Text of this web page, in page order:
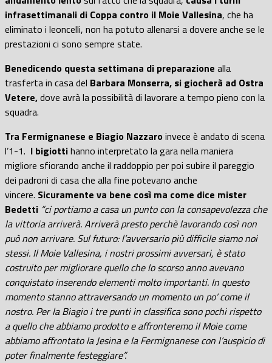
infrasettimanali di Coppa contro il Moie Vallesina, che ha
eliminato i leoncelli, non ha potuto allenarsi a dovere anche se le
prestazioni ci sono sempre state.
Benedicendo questa settimana di preparazione alla
trasferta in casa del Barbara Monserra, si giocherà ad Ostra
Vetere,dove avrà la possibilità di lavorare a tempo pieno con la
squadra.
Tra Fermignanese e Biagio Nazzaroinvece è andato di scena
l’1-1. I bigiottihanno interpretato la gara nella maniera
migliore sfiorando anche il raddoppio per poi subire il pareggio
dei padroni di casa che alla fine potevano anche
vincere. Sicuramente va bene così ma come dice mister
Bedetti “ci portiamo a casa un punto con la consapevolezza che
la vittoria arriverà. Arriverà presto perchè lavorando così non
può non arrivare. Sul futuro: l’avversario più difficile siamo noi
stessi. Il Moie Vallesina, i nostri prossimi avversari, è stato
costruito per migliorare quello che lo scorso anno avevano
conquistato inserendo elementi molto importanti. In questo
momento stanno attraversando un momento un po’ come il
nostro. Per la Biagio i tre punti in classifica sono pochi rispetto
a quello che abbiamo prodotto e affronteremo il Moie come
abbiamo affrontato la Jesina e la Fermignanese con l’auspicio di
poter finalmente festeggiare”.